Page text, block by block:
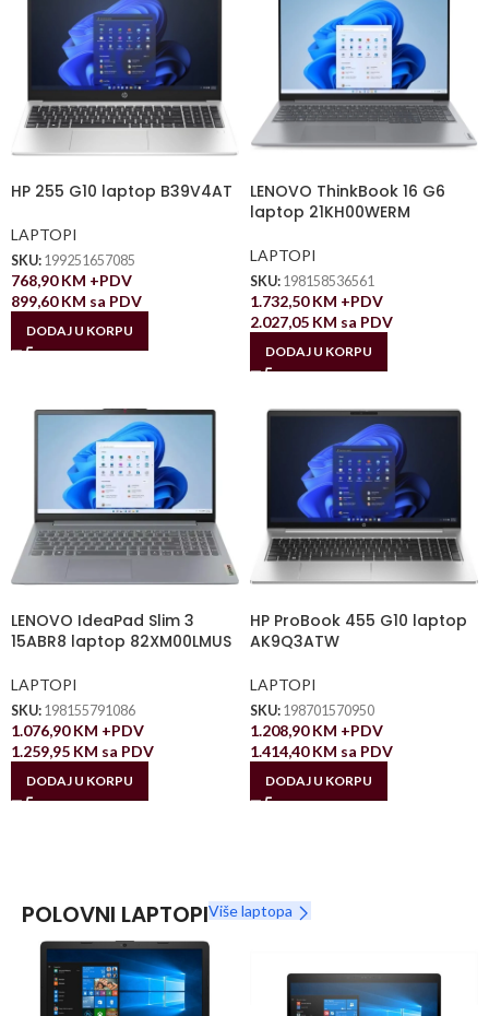
HP 255 G10 laptop B39V4AT
LAPTOPI
SKU: 199251657085
768,90KM +PDV
899,60KM sa PDV
DODAJ U KORPU
LENOVO ThinkBook 16 G6
laptop 21KH00WERM
LAPTOPI
SKU: 198158536561
1.732,50KM +PDV
2.027,05 KM sa PDV
DODAJ U KORPU
LENOVO IdeaPad Slim 3
15ABR8 laptop 82XM00LMUS
LAPTOPI
SKU: 198155791086
1.076,90KM +PDV
1.259,95 KM sa PDV
DODAJ U KORPU
HP ProBook 455 G10 laptop
AK9Q3ATW
LAPTOPI
SKU: 198701570950
1.208,90KM +PDV
1.414,40KM sa PDV
DODAJ U KORPU
POLOVNI LAPTOPIViše laptopa